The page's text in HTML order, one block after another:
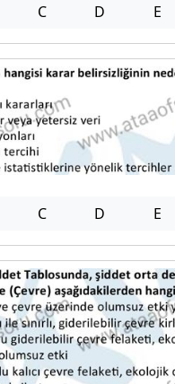
C D E
C D E